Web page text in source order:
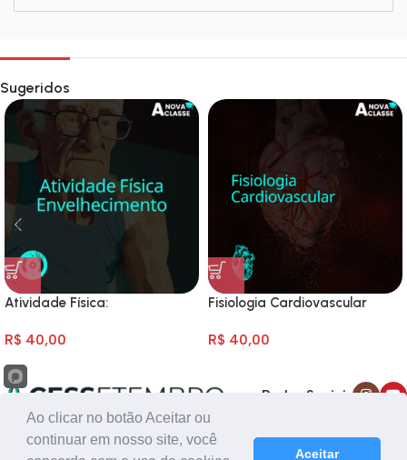
Sugeridos
Atividade Física:
R$ 40,00
Fisiologia Cardiovascular
R$ 40,00
Redes Sociais
Loja oficial do Centro Educacional Sete de Setembro
Ao clicar no botão Aceitar ou
continuar em nosso site, você
Aceitar